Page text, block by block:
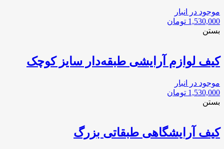
موجود در انبار
1,530,000 تومان
بستن
کیف لوازم آرایشی طبقه‌دار سایز کوچک
موجود در انبار
1,530,000 تومان
بستن
کیف آرایشگاهی طبقاتی بزرگ